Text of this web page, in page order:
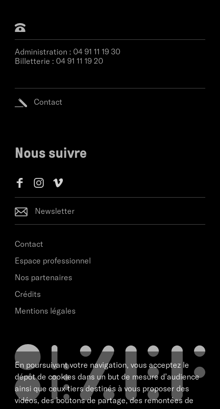
Administration : 04 91 11 19 30
Billetterie : 04 91 11 19 20
Contact
Nous suivre
Newsletter
Contact
Espace professionnel
Nos partenaires
Crédits
Mentions légales
En poursuivant votre navigation, vous acceptez le
dépôt de cookies dans un but de mesure d’audience
ainsi que ceux tiers destinés à vous proposer des
vidéos, des boutons de partage, des remontées de